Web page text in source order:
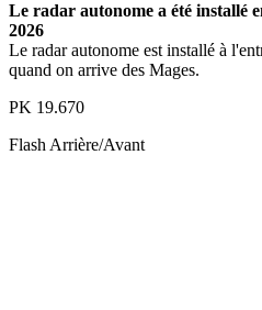
Le radar autonome a été installé
2026
Le radar autonome est installé à
quand on arrive des Mages.
PK 19.670
FlashArrière/Avant